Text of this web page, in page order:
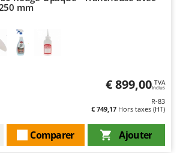
mm
€ 899,00 TVA
Inclus
R-83
€ 749,17 Hors taxes (HT)
Ajouter
Comparer